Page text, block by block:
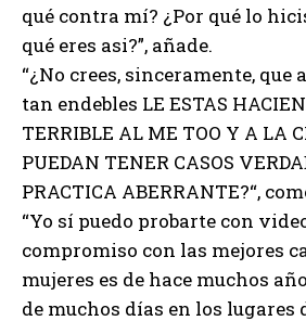
qué contra mí? ¿Por qué lo
qué eres asi?”, añade.
“¿No crees, sinceramente, que
tan endebles LE ESTAS
TERRIBLE AL ME TOO Y A LA
PUEDAN TENER CASOS
PRACTICA ABERRANTE?“,
“Yo sí puedo probarte con
compromiso con las mejores
mujeres es de hace muchos
de muchos días en los lugares